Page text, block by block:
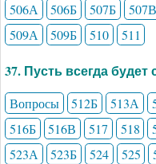
506А
506Б 507Б 507В
509А
509Б 510 511
37. Пусть всегда будет
Вопросы 512Б 513А
516Б
516В 517 518
523А
523Б 524 525